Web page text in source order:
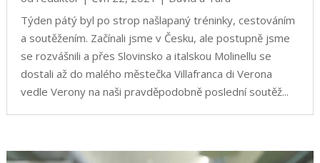
Týden pátý byl po strop našlapaný tréninky, cestováním
a soutěžením. Začínali jsme v Česku, ale postupně jsme
se rozvášnili a přes Slovinsko a italskou Molinellu se
dostali až do malého městečka Villafranca di Verona
vedle Verony na naši pravděpodobně poslední soutěž...